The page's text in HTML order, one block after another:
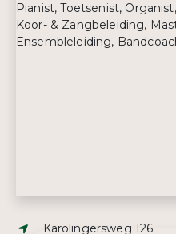
Pianist, Toetsenist,
Koor- & Zangbeleiding,
Ensembleleiding,
Adres:
Karolingersweg 126